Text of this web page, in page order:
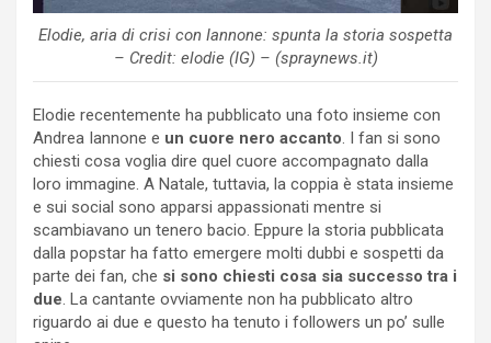
Elodie, aria di crisi con Iannone: spunta la storia sospetta
– Credit: elodie (IG) – (spraynews.it)
Elodie recentemente ha pubblicato una foto insieme con
Andrea Iannone e un cuore nero accanto. I fan si sono
chiesti cosa voglia dire quel cuore accompagnato dalla
loro immagine. A Natale, tuttavia, la coppia è stata insieme
e sui social sono apparsi appassionati mentre si
scambiavano un tenero bacio. Eppure la storia pubblicata
dalla popstar ha fatto emergere molti dubbi e sospetti da
parte dei fan, che si sono chiesti cosa sia successo tra i
due. La cantante ovviamente non ha pubblicato altro
riguardo ai due e questo ha tenuto i followers un po’ sulle